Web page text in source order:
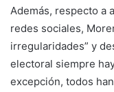
Además, respecto a
redes sociales,
irregularidades” y
electoral siempre
excepción, todos